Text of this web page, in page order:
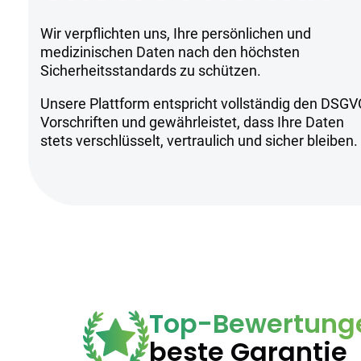
Kühl und trocken lagern
Für erfahrene Nutzer empfohlen
Anwendung unter ärztlicher Aufsicht
Wir verpflichten uns, Ihre persönlichen und
medizinischen Daten nach den höchsten
Sicherheitsstandards zu schützen.
Unsere Plattform entspricht vollständig den
Vorschriften und gewährleistet, dass Ihre Daten
stets verschlüsselt, vertraulich und sicher bleiben.
Top-
beste Garantie